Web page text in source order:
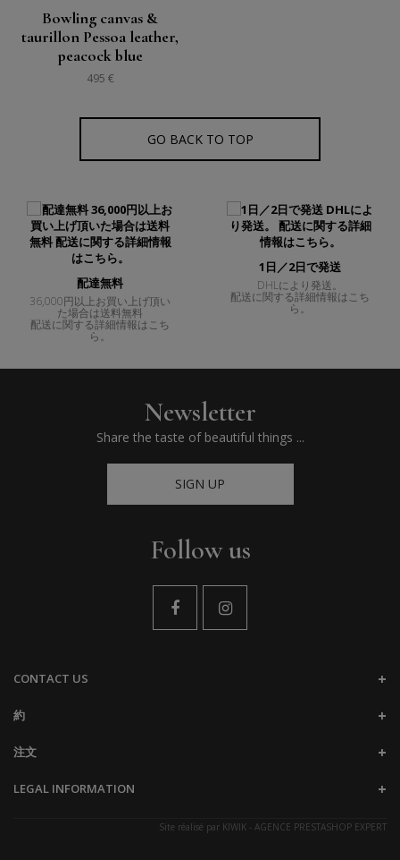
Bowling canvas &
taurillon Pessoa leather,
peacock blue
495 €
GO BACK TO TOP
配達無料
36,000円以上お買い上げ頂い
た場合は送料無料
配送に関する詳細情報はこち
ら。
1日／2日で発送
DHLにより発送。
配送に関する詳細情報はこち
ら。
Newsletter
Share the taste of beautiful things ...
SIGN UP
Follow us
CONTACT US
約
注文
LEGAL INFORMATION
Site réalisé par KIWIK - AGENCE PRESTASHOP EXPERT